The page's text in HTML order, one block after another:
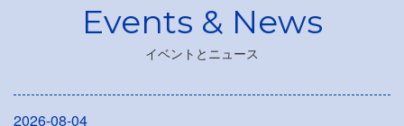
イベントとニュース
2026-08-04